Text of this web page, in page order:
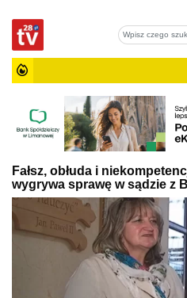
Fałsz, obłuda i
wygrywa sprawę w sądzie z